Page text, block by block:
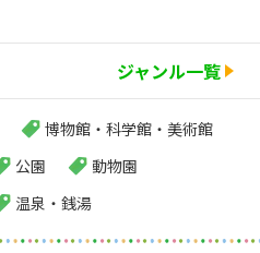
ジャンル一覧
博物館・科学館・美術館
公園
動物園
温泉・銭湯